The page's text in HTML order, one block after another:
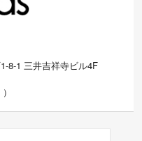
8-1 三井吉祥寺ビル4F